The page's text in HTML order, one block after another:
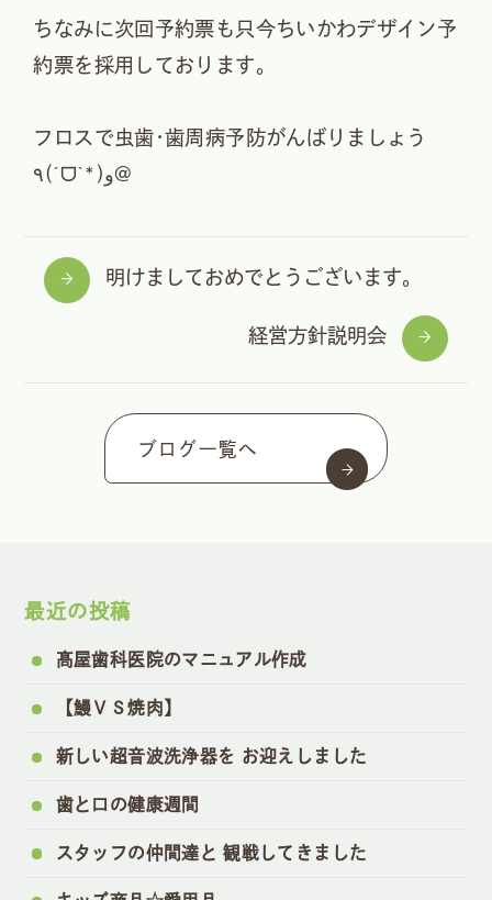
ちなみに次回予約票も只今ちいかわデザイン予
約票を採用しております。
フロスで虫歯･歯周病予防がんばりましょう
٩(ˊᗜˋ*)و@
明けましておめでとうございます。
経営方針説明会
ブログ一覧へ
最近の投稿
髙屋歯科医院のマニュアル作成
【鰻ＶＳ焼肉】
新しい超音波洗浄器を お迎えしました
歯と口の健康週間
スタッフの仲間達と 観戦してきました